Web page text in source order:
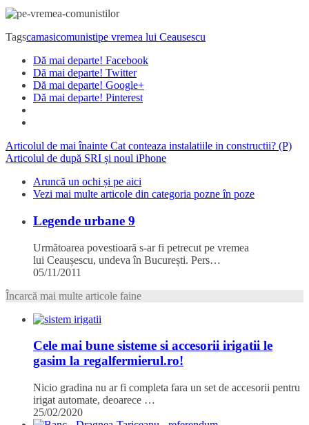
Tagscamasicomunistipe vremea lui Ceausescu
Dă mai departe! Facebook
Dă mai departe! Twitter
Dă mai departe! Google+
Dă mai departe! Pinterest
Articolul de mai înainte Cat conteaza instalatiile in constructii? (P)
Articolul de după SRI și noul iPhone
Aruncă un ochi și pe aici
Vezi mai multe articole din categoria pozne în poze
Legende urbane 9
Următoarea povestioară s-ar fi petrecut pe vremea
lui Ceaușescu, undeva în București. Pers…
05/11/2011
Încarcă mai multe articole faine
Cele mai bune sisteme si accesorii irigatii le
gasim la regalfermierul.ro!
Nicio gradina nu ar fi completa fara un set de accesorii pentru
irigat automate, deoarece …
25/02/2020